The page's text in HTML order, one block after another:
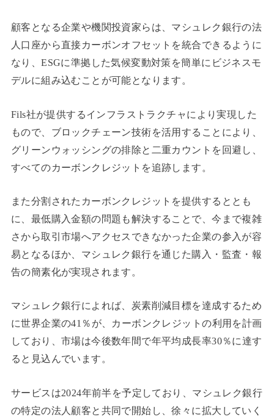
顧客となる企業や機関投資家らは、マシュレク銀行の法
人口座から直接カーボンオフセットを統合できるように
なり、ESGに準拠した気候変動対策を簡単にビジネスモ
デルに組み込むことが可能となります。
Fils社が提供するインフラストラクチャにより実現した
もので、ブロックチェーン技術を活用することにより、
グリーンウォッシングの排除と二重カウントを回避し、
すべてのカーボンクレジットを追跡します。
また分割されたカーボンクレジットを提供するととも
に、最低購入金額の問題も解決することで、今まで複雑
さから取引市場へアクセスできなかった企業の参入が容
易となるほか、マシュレク銀行を通じた購入・監査・報
告の簡素化が実現されます。
マシュレク銀行によれば、炭素削減目標を達成するため
に世界企業の41％が、カーボンクレジットの利用を計画
しており、市場は今後数年間で年平均成長率30％に達す
ると見込んでいます。
サービスは2024年前半を予定しており、マシュレク銀行
の特定の法人顧客と共同で開始し、徐々に拡大していく